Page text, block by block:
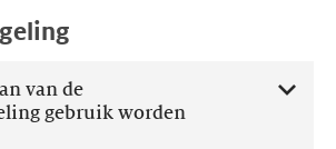
van de
gebruik worden